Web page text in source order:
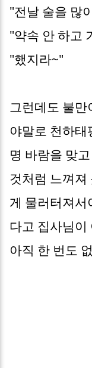
"전날 술을 많
"약속 안 하고
"했지라~"
그런데도 불만
야말로 천하
명 바람을 맞
것처럼 느껴져
게 물러터져서
다고 집사님이
아직 한 번도